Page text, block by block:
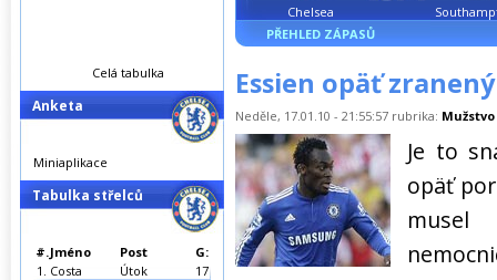
Chelsea
PŘEHLED ZÁPASŮ
Essien opäť zranený
Neděle, 17.01.10 - 21:55:57 rubrika: Mužstvo
Je to
opäť
musel
Celá tabulka
Anketa
Miniaplikace
Tabulka střelců
#.Jméno Post
G:
1. Costa Útok
17